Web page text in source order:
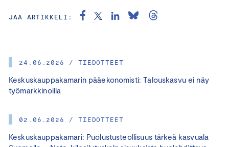
24.06.2026 / TIEDOTTEET
Keskuskauppakamarin pääekonomisti: Talouskasvu ei näy
työmarkkinoilla
02.06.2026 / TIEDOTTEET
Keskuskauppakamari: Puolustusteollisuus tärkeä kasvuala
JAA ARTIKKELI: